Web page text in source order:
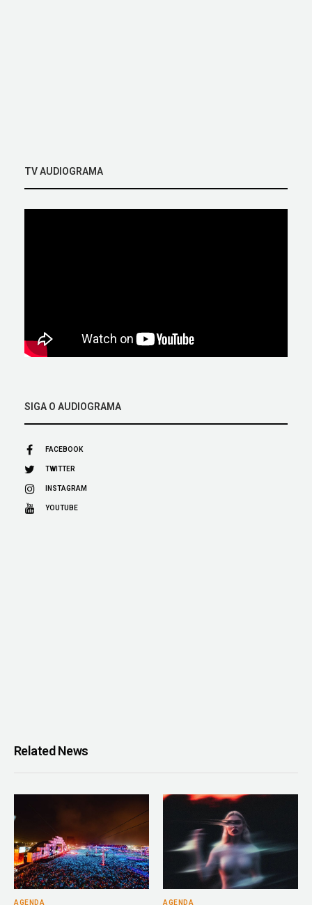
TV AUDIOGRAMA
SIGA O AUDIOGRAMA
FACEBOOK
TWITTER
INSTAGRAM
YOUTUBE
Related News
AGENDA AGENDA